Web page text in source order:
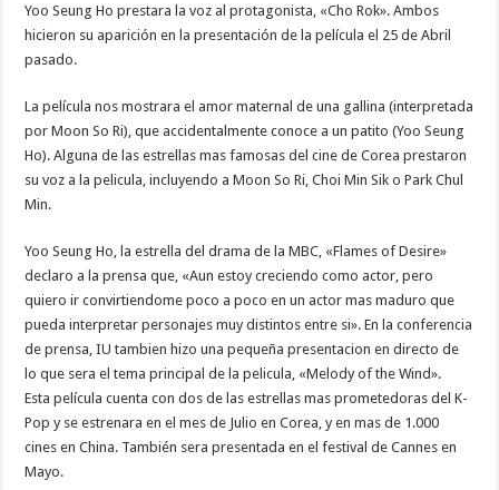
Yoo Seung Ho prestara la voz al protagonista, «Cho Rok». Ambos
hicieron su aparición en la presentación de la película el 25 de Abril
pasado.
La película nos mostrara el amor maternal de una gallina (interpretada
por Moon So Ri), que accidentalmente conoce a un patito (Yoo Seung
Ho). Alguna de las estrellas mas famosas del cine de Corea prestaron
su voz a la pelicula, incluyendo a Moon So Ri, Choi Min Sik o Park Chul
Min.
Yoo Seung Ho, la estrella del drama de la MBC, «Flames of Desire»
declaro a la prensa que, «Aun estoy creciendo como actor, pero
quiero ir convirtiendome poco a poco en un actor mas maduro que
pueda interpretar personajes muy distintos entre si». En la conferencia
de prensa, IU tambien hizo una pequeña presentacion en directo de
lo que sera el tema principal de la pelicula, «Melody of the Wind».
Esta película cuenta con dos de las estrellas mas prometedoras del K-
Pop y se estrenara en el mes de Julio en Corea, y en mas de 1.000
cines en China. También sera presentada en el festival de Cannes en
Mayo.